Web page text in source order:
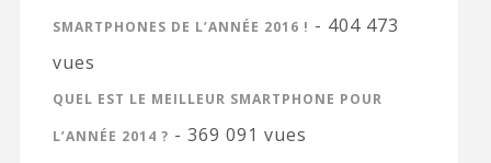
SMARTPHONES DE L’ANNÉE 2016 ! - 404 473
vues
QUEL EST LE MEILLEUR SMARTPHONE POUR
L’ANNÉE 2014 ? - 369 091 vues